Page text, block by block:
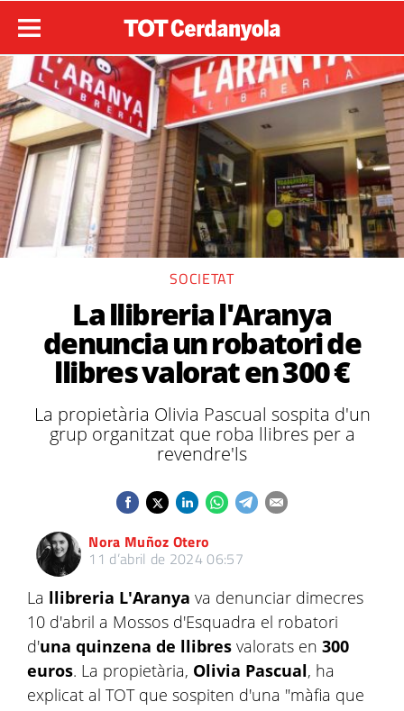
SOCIETAT
La llibreria l'Aranya
denuncia un robatori de
llibres valorat en 300 €
La propietària Olivia Pascual sospita d'un
grup organitzat que roba llibres per a
revendre'ls
Nora Muñoz Otero
11 d’abril de 2024 06:57
La llibreria L'Aranya va denunciar dimecres
10 d'abril a Mossos d'Esquadra el robatori
d'una quinzena de llibres valorats en 300
euros. La propietària, Olivia Pascual, ha
explicat al TOT que sospiten d'una "màfia que